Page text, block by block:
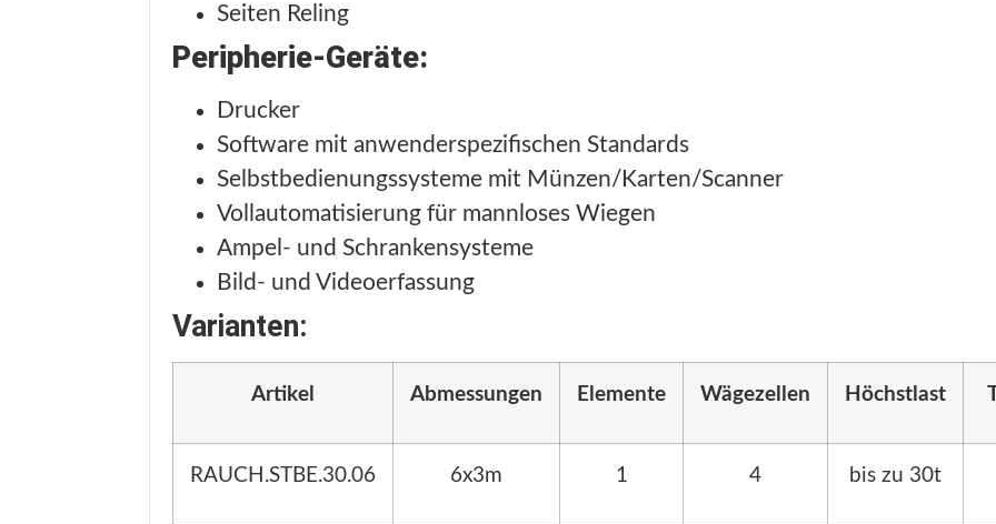
Seiten Reling
Peripherie-Geräte:
Drucker
Software mit anwenderspezifischen Standards
Selbstbedienungssysteme mit Münzen/Karten/Scanner
Vollautomatisierung für mannloses Wiegen
Ampel- und Schrankensysteme
Bild- und Videoerfassung
Varianten:
Artikel Abmessungen Elemente Wägezellen Höchstlast
RAUCH.STBE.30.06 6x3m 1 4 bis zu 30t